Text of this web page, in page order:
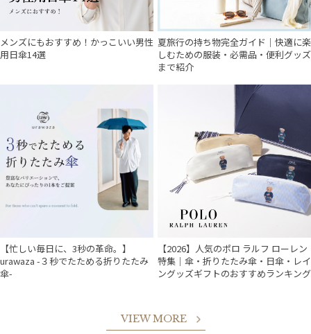
メンズにもおすすめ！かっこいい男性
用日傘14選
夏旅行の持ち物完全ガイド｜快適に楽
しむための服装・必需品・便利グッズ
まで紹介
【忙しい毎日に、3秒の革命。】
urawaza -３秒でたためる折りたたみ
傘-
【2026】人気のポロ ラルフ ローレン
特集｜傘・折りたたみ傘・日傘・レイ
ングッズギフトのおすすめランキング
VIEW MORE